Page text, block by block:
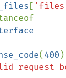
[
(400
request